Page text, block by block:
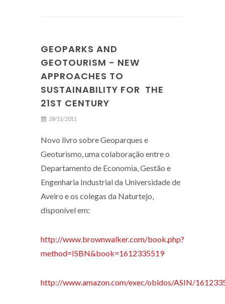
GEOPARKS AND
GEOTOURISM - NEW
APPROACHES TO
SUSTAINABILITY FOR THE
21ST CENTURY
28/11/2011
Novo livro sobre Geoparques e
Geoturismo, uma colaboração entre o
Departamento de Economia, Gestão e
Engenharia Industrial da Universidade de
Aveiro e os colegas da Naturtejo,
disponível em:
http://www.brownwalker.com/book.php?
method=ISBN&book=1612335519
http://www.amazon.com/exec/obidos/ASIN/